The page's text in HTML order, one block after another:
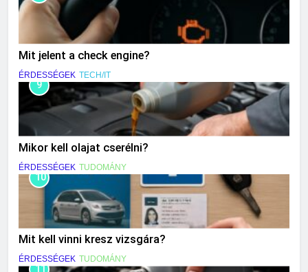
Mit jelent a check engine?
ÉRDESSÉGEK TECH/IT
9
Mikor kell olajat cserélni?
ÉRDESSÉGEK TUDOMÁNY
10
Mit kell vinni kresz vizsgára?
ÉRDESSÉGEK TUDOMÁNY
11